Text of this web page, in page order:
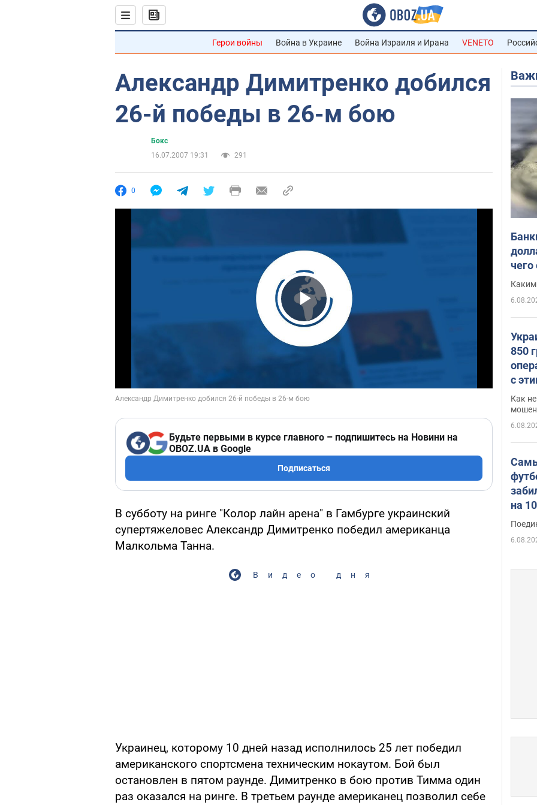
Герои войны Война в Украине Война Израиля и Ирана VENETO
Александр Димитренко добился
26-й победы в 26-м бою
Бокс
16.07.2007 19:31
291
0
Play Video
Будьте первыми в курсе главного – подпишитесь на Новини на
OBOZ.UA в Google
Подписаться
В субботу на ринге "Колор лайн арена" в Гамбурге украинский
супертяжеловес Александр Димитренко победил американца
Малкольма Танна.
Видео дня
Украинец, которому 10 дней назад исполнилось 25 лет победил
американского спортсмена техническим нокаутом. Бой был
остановлен в пятом раунде. Димитренко в бою против Тимма один
раз оказался на ринге. В третьем раунде американец позволил себе
Каким
850
с
Как
на